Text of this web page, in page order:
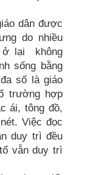
dân được
do nhiều
ở lại không
sống bằng
số là giáo
trường hợp
ái, tông đồ,
Việc đọc
duy trì đều
vẫn duy trì